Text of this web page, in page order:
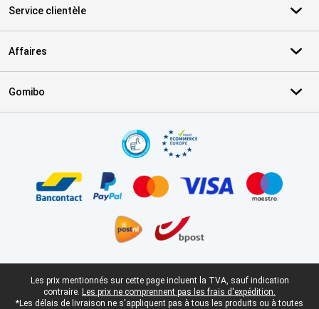
Service clientèle
Affaires
Gomibo
Pied-de-page légal
Les prix mentionnés sur cette page incluent la TVA, sauf indication
contraire. Les prix ne comprennent pas les frais d'expédition.
*Les délais de livraison ne s'appliquent pas à tous les produits ou à toutes